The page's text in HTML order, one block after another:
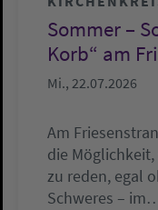
Sommer –
Korb“ am
Mi., 22.07.2026
Am
die
zu reden, egal
Schweres –